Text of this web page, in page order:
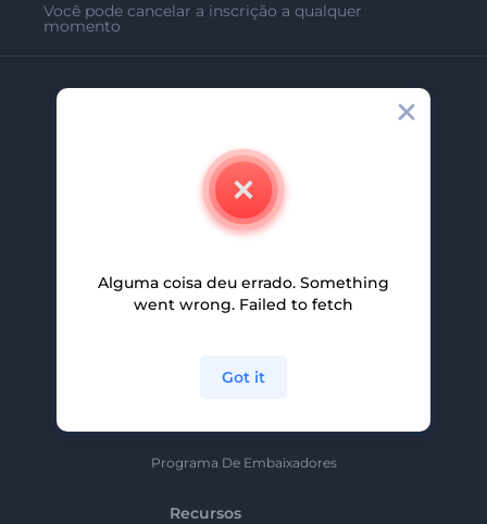
Você pode cancelar a inscrição a qualquer
momento
Contate-Nos
Carreiras
Programa De Afiliados
Programa De Embaixadores
Recursos
Alguma coisa deu errado. Something
went wrong. Failed to fetch
Got it